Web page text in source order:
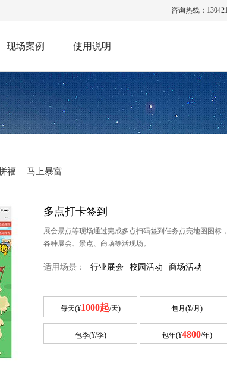
咨询热线：
现场案例 使用说明
福 马上暴富
多点打卡签到
展会景点等现场通过完成多点扫码签到任务点亮地图图标
各种展会、景点、商场等活现场。
适用场景： 行业展会 校园活动 商场活动
每天(¥1000起/天) 包月(¥/月)
包季(¥/季) 包年(¥4800/年)